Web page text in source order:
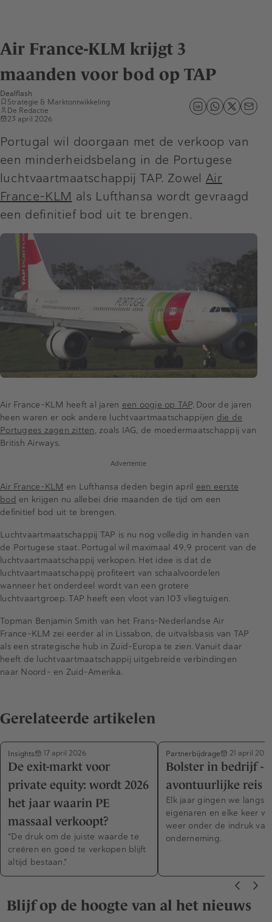
Air France-KLM krijgt 3
maanden voor bod op TAP
Dealflash
Strategie & Marktontwikkeling
De Redactie
23 april 2026
Portugal wil doorgaan met de verkoop van
een minderheidsbelang in de Portugese
luchtvaartmaatschappij TAP. Zowel Air
France-KLM als Lufthansa wordt gevraagd
een definitief bod uit te brengen.
Air France-KLM heeft al jaren een oogje op TAP. Door de jaren
heen waren er ook andere luchtvaartmaatschappijen die de
Portugees zagen zitten, zoals IAG, de moedermaatschappij van
British Airways.
Advertentie
Air France-KLM en Lufthansa deden begin april een eerste
bod en krijgen nu allebei drie maanden de tijd om een
definitief bod uit te brengen.
Luchtvaartmaatschappij TAP is nu nog volledig in handen van
de Portugese staat. Portugal wil maximaal 49,9 procent van de
luchtvaartmaatschappij verkopen. Het idee is dat de
luchtvaartmaatschappij profiteert van schaalvoordelen
wanneer het onderdeel wordt van een grotere
luchtvaartgroep. TAP heeft een vloot van 103 vliegtuigen.
Topman Benjamin Smith van het Frans-Nederlandse Air
France-KLM zei eerder al in Lissabon, de uitvalsbasis van TAP
als een strategische hub in Zuid-Europa te zien. Vanuit daar
heeft de luchtvaartmaatschappij uitgebreide verbindingen
naar Noord- en Zuid-Amerika.
Gerelateerde artikelen
Insights 17 april 2026
De exit-markt voor
private equity: wordt 2026
het jaar waarin PE
massaal verkoopt?
“De druk om de juiste waarde te
creëren en goed te verkopen blijft
altijd bestaan."
Partnerbijdrage 21 april 2026
Bolster in bedrijf -
avontuurlijke reis
Elk jaar gingen we langs
eigenaren en elke keer
weer onder de indruk
onderneming.
Blijf op de hoogte van al het nieuws